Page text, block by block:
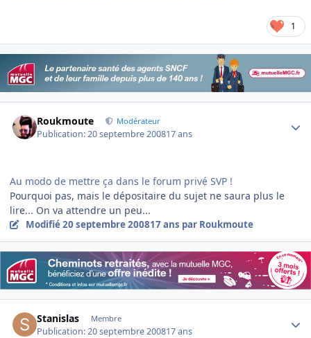
1
Roukmoute Modérateur
Publication:20 septembre 200817 ans
Au modo de mettre ça dans le forum privé SVP !
Pourquoi pas, mais le dépositaire du sujet ne saura plus le
lire... On va attendre un peu...
Modifié20 septembre 200817 ans par Roukmoute
Stanislas Membre
Publication:20 septembre 200817 ans